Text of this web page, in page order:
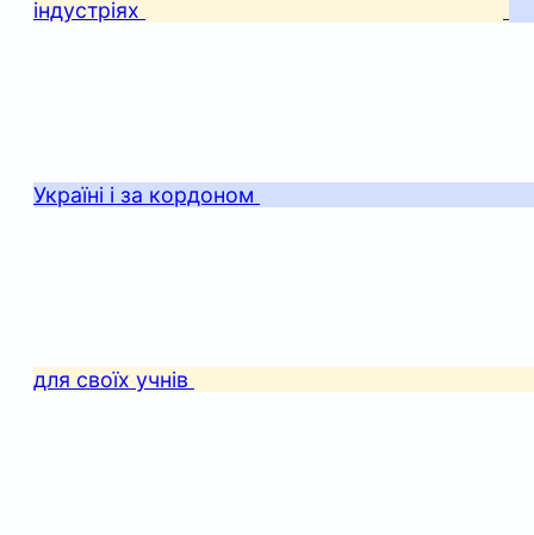
індустріях
Україні і за кордоном
для своїх учнів